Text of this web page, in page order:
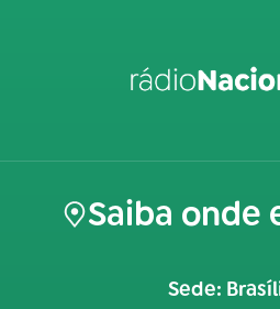
Saiba onde
Sede: